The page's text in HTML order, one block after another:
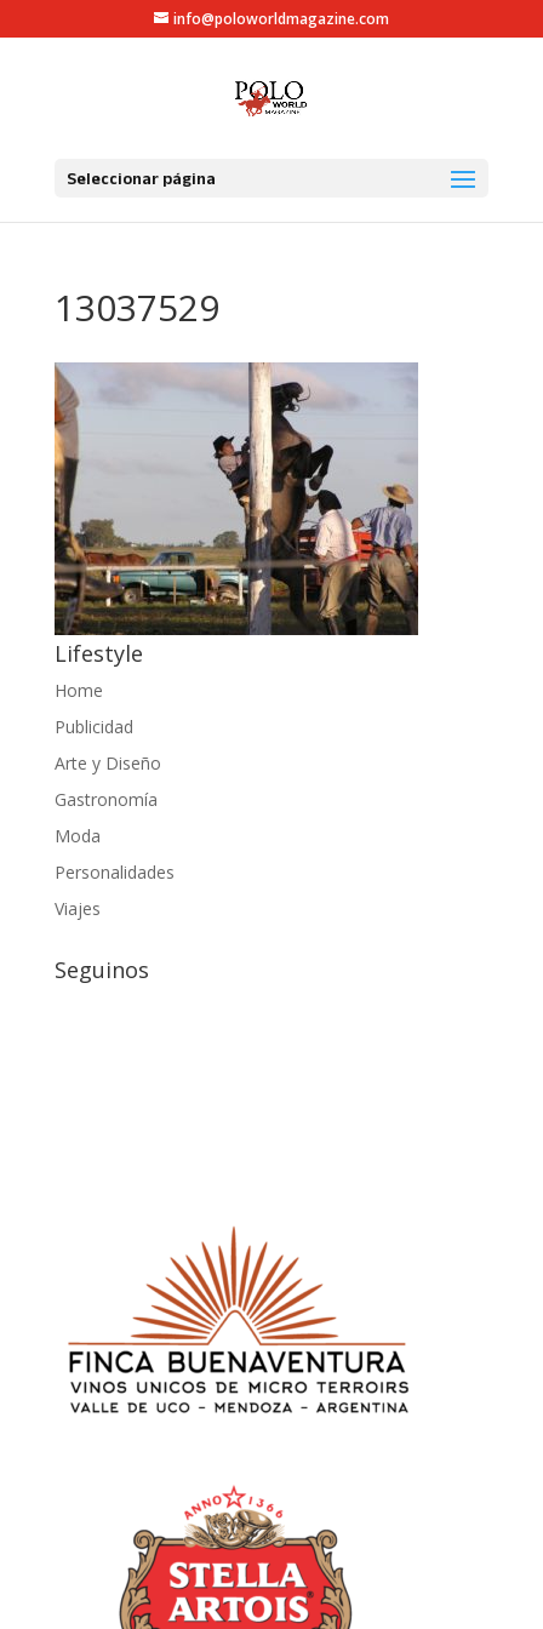
info@poloworldmagazine.com
Seleccionar página
13037529
Lifestyle
Home
Publicidad
Arte y Diseño
Gastronomía
Moda
Personalidades
Viajes
Seguinos